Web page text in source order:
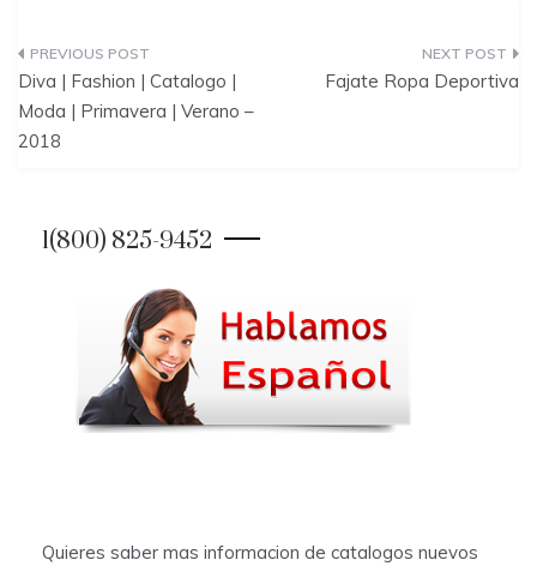
P
o
s
Diva | Fashion | Catalogo |
Moda | Primavera | Verano –
2018
Fajate Ropa Deportiva
1(800) 825-9452
Quieres saber mas informacion de catalogos nuevos